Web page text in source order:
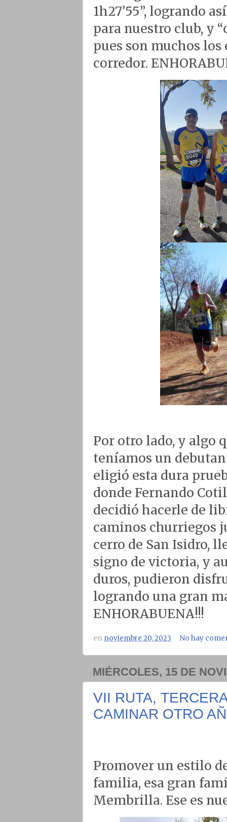
1h27’55”, logrando
para nuestro club, y
pues son muchos
corredor.
Por otro lado, y algo
teníamos un
eligió esta dura
donde Fernando
decidió hacerle de
caminos churriegos
cerro de San Isidro,
signo de victoria, y
duros, pudieron
logrando una gran
ENHORABUENA!!!
en noviembre 20, 2023 No hay
MIÉRCOLES, 15 DE
VII RUTA,
CAMINAR OTRO
Promover un estilo
familia, esa gran
Membrilla. Ese es